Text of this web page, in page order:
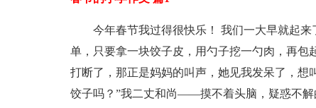
今年春节我过得很快乐！ 我们一大早就起
单，只要拿一块饺子皮，用勺子挖一勺肉，再
打断了，那正是妈妈的叫声，她见我发呆了，想
饺子吗？”我二丈和尚——摸不着头脑，疑惑不解